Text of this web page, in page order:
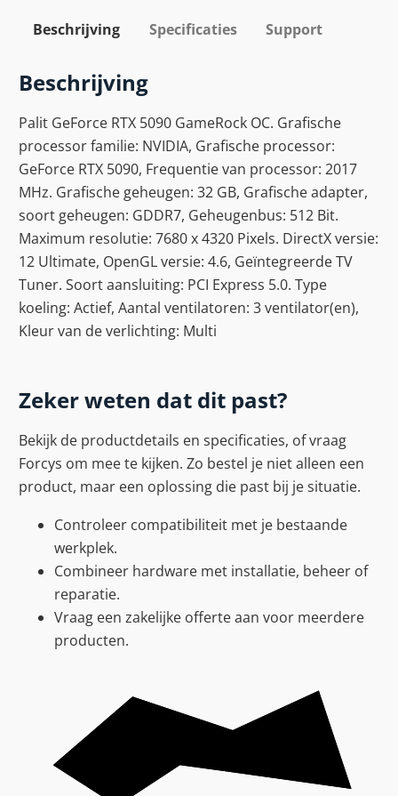
Beschrijving Specificaties Support
Beschrijving
Palit GeForce RTX 5090 GameRock OC. Grafische
processor familie: NVIDIA, Grafische processor:
GeForce RTX 5090, Frequentie van processor: 2017
MHz. Grafische geheugen: 32 GB, Grafische adapter,
soort geheugen: GDDR7, Geheugenbus: 512 Bit.
Maximum resolutie: 7680 x 4320 Pixels. DirectX versie:
12 Ultimate, OpenGL versie: 4.6, Geïntegreerde TV
Tuner. Soort aansluiting: PCI Express 5.0. Type
koeling: Actief, Aantal ventilatoren: 3 ventilator(en),
Kleur van de verlichting: Multi
Zeker weten dat dit past?
Bekijk de productdetails en specificaties, of vraag
Forcys om mee te kijken. Zo bestel je niet alleen een
product, maar een oplossing die past bij je situatie.
Controleer compatibiliteit met je bestaande
werkplek.
Combineer hardware met installatie, beheer of
reparatie.
Vraag een zakelijke offerte aan voor meerdere
producten.